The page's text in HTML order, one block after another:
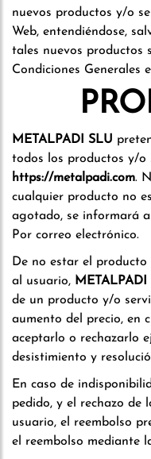
nuevos productos y/o
Web, entendiéndose,
tales nuevos productos
Condiciones Generales
METALPADI SLU
todos los productos y/o
https://metalpadi.com.
cualquier producto no
agotado, se informará
Por correo electrónico.
De no estar el
al usuario, METALPADI
de un producto y/o
aumento del precio, en
aceptarlo o rechazarlo
desistimiento y
En caso de
pedido, y el rechazo de
usuario, el reembolso
el reembolso mediante